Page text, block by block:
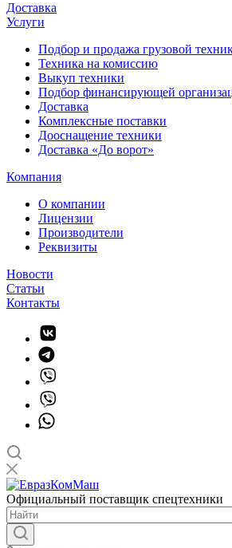
Доставка
Услуги
Подбор и продажа грузовой
Техника на комиссию
Выкуп техники
Подбор финансирующей
Доставка
Комплексные поставки
Дооснащение техники
Доставка «До ворот»
Компания
О компании
Лицензии
Производители
Реквизиты
Новости
Статьи
Контакты
Официальный поставщик спецтехники